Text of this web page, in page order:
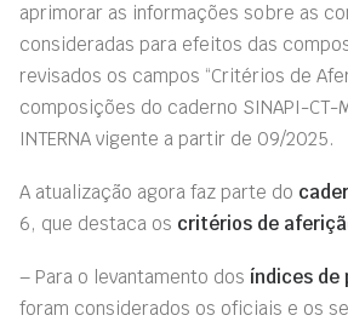
aprimorar as informações sobre as
consideradas para efeitos das
revisados os campos “Critérios de
composições do caderno SINAPI-CT-
INTERNA vigente a partir de 09/2025.
A atualização agora faz parte do
6, que destaca os critérios de
– Para o levantamento dos índices de
foram considerados os oficiais e os